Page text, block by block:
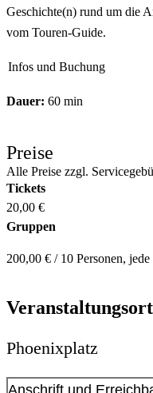
Geschichte(n) rund um die
vom Touren-Guide.
Infos und Buchung
Dauer: 60 min
Preise
Alle Preise zzgl.
Tickets
20,00 €
Gruppen
200,00 € / 10 Personen,
Veranstaltungsort
Phoenixplatz
Anschrift und